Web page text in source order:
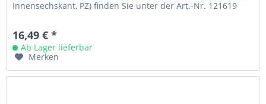
Innensechskant, PZ) finden Sie unter der Art.-Nr. 121619
16,49 € *
Ab Lager lieferbar
Merken